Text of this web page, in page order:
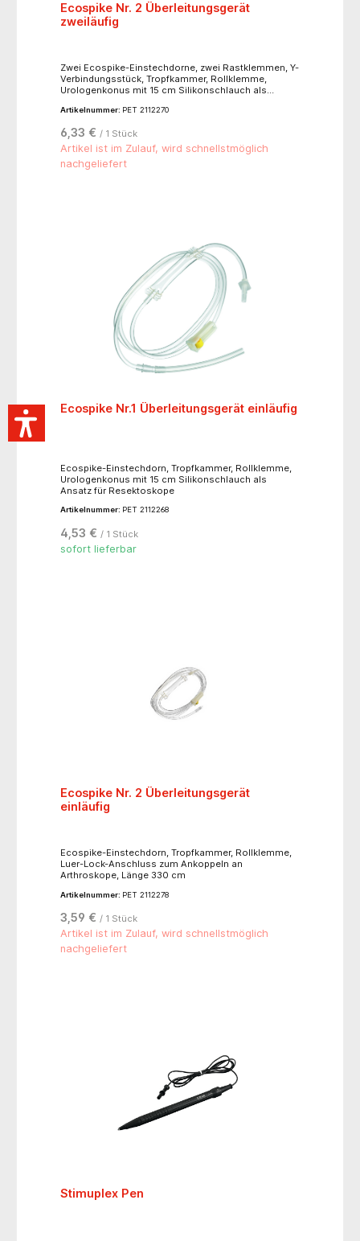
Ecospike Nr. 2 Überleitungsgerät
zweiläufig
Zwei Ecospike-Einstechdorne, zwei Rastklemmen, Y-
Verbindungsstück, Tropfkammer, Rollklemme,
Urologenkonus mit 15 cm Silikonschlauch als
Artikelnummer: PET 2112270
6,33 € / 1 Stück
Artikel ist im Zulauf, wird schnellstmöglich
nachgeliefert
Ecospike Nr.1 Überleitungsgerät einläufig
Ecospike-Einstechdorn, Tropfkammer, Rollklemme,
Urologenkonus mit 15 cm Silikonschlauch als
Ansatz für Resektoskope
Artikelnummer: PET 2112268
4,53 € / 1 Stück
sofort lieferbar
Ecospike Nr. 2 Überleitungsgerät
einläufig
Ecospike-Einstechdorn, Tropfkammer, Rollklemme,
Luer-Lock-Anschluss zum Ankoppeln an
Arthroskope, Länge 330 cm
Artikelnummer: PET 2112278
3,59 € / 1 Stück
Artikel ist im Zulauf, wird schnellstmöglich
nachgeliefert
Stimuplex Pen